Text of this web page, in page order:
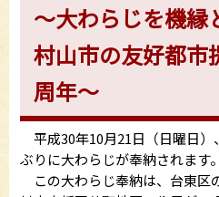
～大わらじを機縁
村山市の友好都市
周年～
平成30年10月21日（日曜日
ぶりに大わらじが奉納されます。
この大わらじ奉納は、台東区